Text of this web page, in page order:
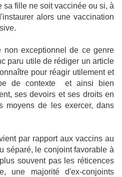
sa fille ne soit vaccinée ou si, à
alors une vaccination
non exceptionnel de ce genre
paru utile de rédiger un article
pour réagir utilement et
de contexte et ainsi bien
ses devoirs et ses droits en
moyens de les exercer, dans
par rapport aux vaccins au
séparé, le conjoint favorable à
souvent pas les réticences
une majorité d'ex-conjoints